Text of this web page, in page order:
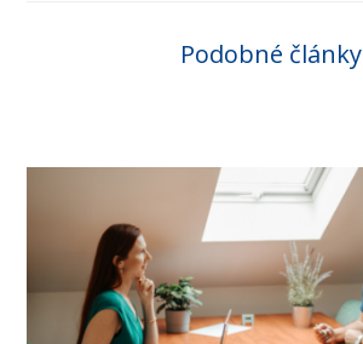
Podobné články